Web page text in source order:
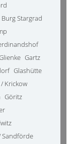
Burg Stargrad
Gartz
Glashütte
Krickow
Göritz
Sandförde